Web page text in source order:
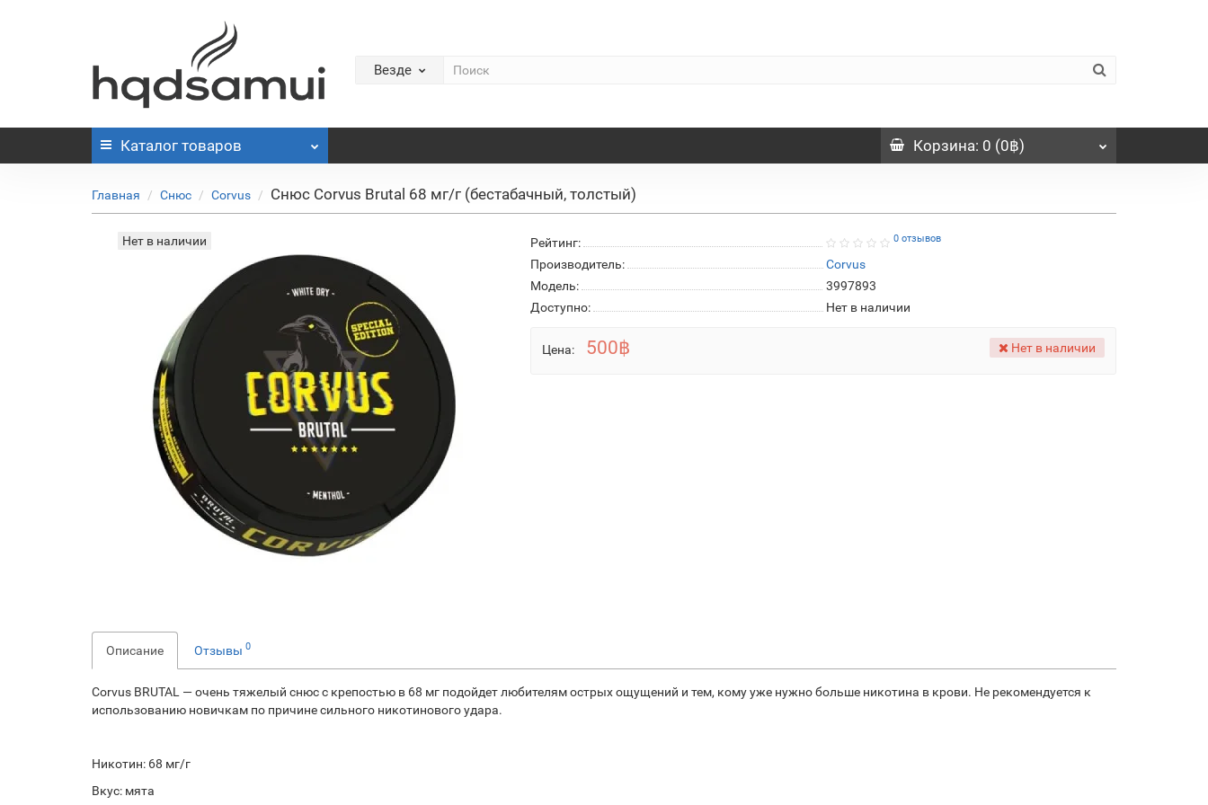
Везде
Каталог товаров Корзина: 0 (0฿)
Главная Снюс Corvus Снюс Corvus Brutal 68 мг/г (бестабачный, толстый)
Нет в наличии Рейтинг: 0 отзывов
Производитель:
Corvus
Модель:
3997893
Доступно:
Нет в наличии
Цена: 500฿ Нет в наличии
Описание Отзывы 0
Corvus BRUTAL — очень тяжелый снюс с крепостью в 68 мг подойдет любителям острых ощущений и тем, кому уже нужно больше никотина в крови. Не рекомендуется к
использованию новичкам по причине сильного никотинового удара.
Никотин: 68 мг/г
Вкус: мята